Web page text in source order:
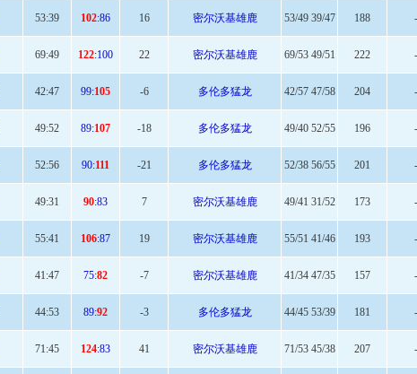
53:39 102:86 16 密尔沃基雄鹿 53/49 39/47 188 -
69:49 122:100 22 密尔沃基雄鹿 69/53 49/51 222 -
42:47 99:105 -6 多伦多猛龙 42/57 47/58 204 -
49:52 89:107 -18 多伦多猛龙 49/40 52/55 196 -
52:56 90:111 -21 多伦多猛龙 52/38 56/55 201 -
49:31 90:83 7 密尔沃基雄鹿 49/41 31/52 173 -
55:41 106:87 19 密尔沃基雄鹿 55/51 41/46 193 -
41:47 75:82 -7 密尔沃基雄鹿 41/34 47/35 157 -
44:53 89:92 -3 多伦多猛龙 44/45 53/39 181 -
71:45 124:83 41 密尔沃基雄鹿 71/53 45/38 207 -